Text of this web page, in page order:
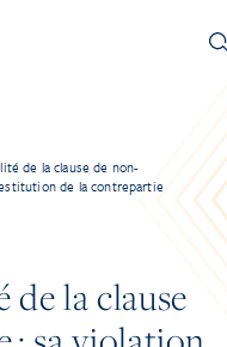
de la clause de non-
de la contrepartie
la clause